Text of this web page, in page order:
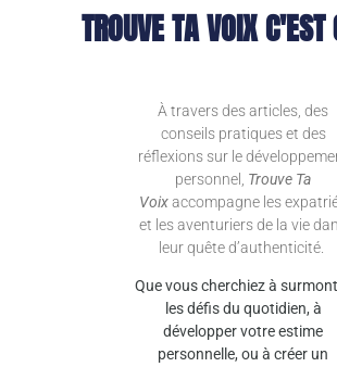
TROUVE TA VOIX
À travers des articles, des
conseils pratiques et des
réflexions sur le
personnel, Trouve Ta
Voixaccompagne les
et les aventuriers de la vie
leur quête d’authenticité.
Que vous cherchiez à
les défis du quotidien, à
développer votre estime
personnelle, ou à créer un